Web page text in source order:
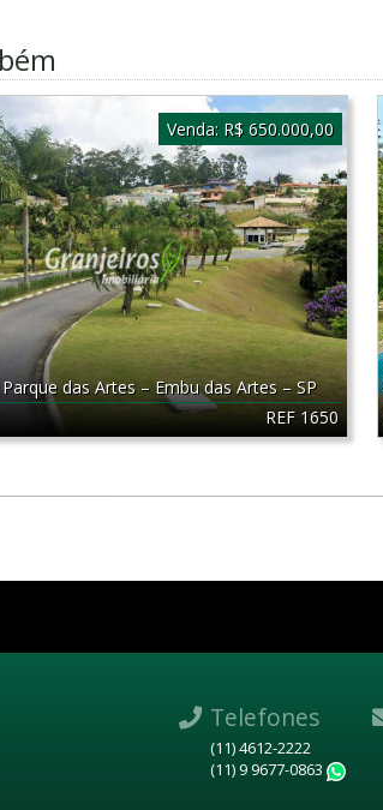
REF 1650
das Artes–Embu das Artes–SP
Venda: R$ 650.000,00
Telefones
(11) 4612-2222
(11) 9 9677-0863